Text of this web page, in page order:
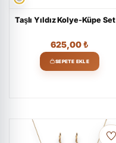
Taşlı Yıldız Kolye-Küpe Set
625,00₺
SEPETE EKLE